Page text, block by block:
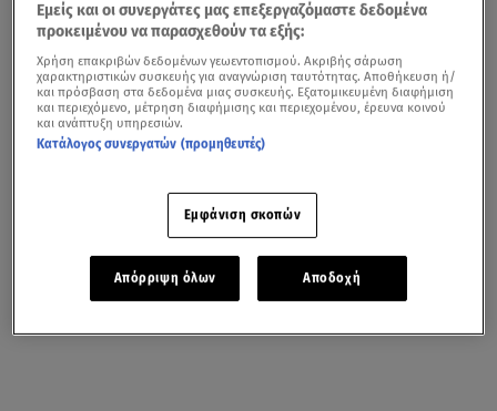
Εμείς και οι συνεργάτες μας επεξεργαζόμαστε δεδομένα
προκειμένου να παρασχεθούν τα εξής:
Χρήση επακριβών δεδομένων γεωεντοπισμού. Ακριβής σάρωση
χαρακτηριστικών συσκευής για αναγνώριση ταυτότητας. Αποθήκευση ή/
και πρόσβαση στα δεδομένα μιας συσκευής. Εξατομικευμένη διαφήμιση
και περιεχόμενο, μέτρηση διαφήμισης και περιεχομένου, έρευνα κοινού
και ανάπτυξη υπηρεσιών.
Κατάλογος συνεργατών (προμηθευτές)
Εμφάνιση σκοπών
Απόρριψη όλων Αποδοχή